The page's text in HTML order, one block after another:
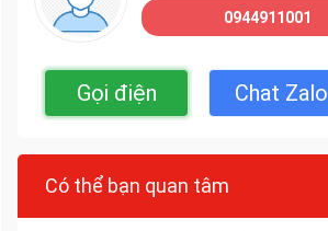
0944911001
Gọi điện Chat Zalo
Có thể bạn quan tâm